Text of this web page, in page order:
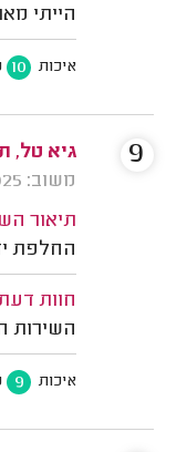
הייתי
איכות 10
גיא טל,
משוב: 11/09/2025
תיאור
החלפת
חוות
השירות
איכות 9
9